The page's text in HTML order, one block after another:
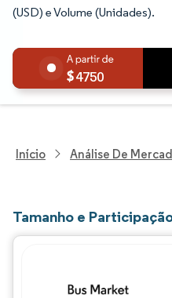
(USD) e Volume (Unidades).
4750
Início Análise De
Tamanho e